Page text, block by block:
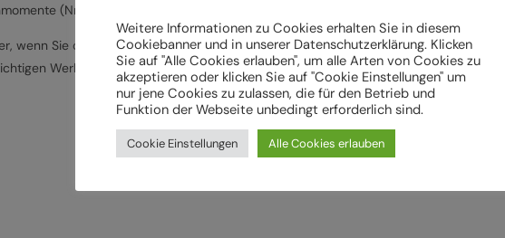
(Nm) für die Montage von Bauteilen ein
wenn Sie die beschriebenen Arbeiten an Ihrem Fahrrad (z. B. Einstellungen
Werkzeuge verfügen.
Weitere Informationen zu Cookies erhalten Sie in diesem
Cookiebanner und in unserer Datenschutzerklärung. Klicken
Sie auf "Alle Cookies erlauben", um alle Arten von Cookies zu
akzeptieren oder klicken Sie auf "Cookie Einstellungen" um
nur jene Cookies zu zulassen, die für den Betrieb und
Funktion der Webseite unbedingt erforderlich sind.
Cookie Einstellungen Alle Cookies erlauben